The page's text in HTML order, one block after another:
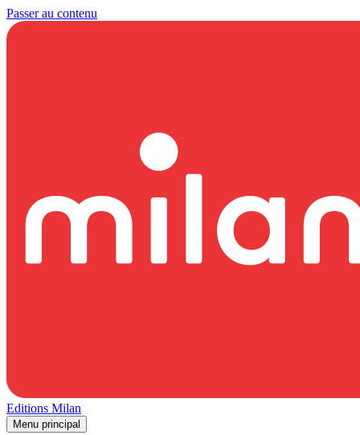
Passer au contenu
Editions Milan
Menu principal